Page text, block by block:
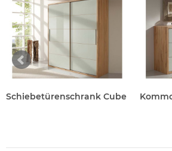
Schiebetürenschrank Cube